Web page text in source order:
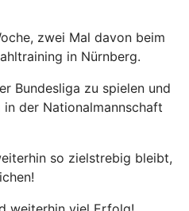
zwei Mal davon beim
in Nürnberg.
Bundesliga zu spielen und
der Nationalmannschaft
so zielstrebig bleibt,